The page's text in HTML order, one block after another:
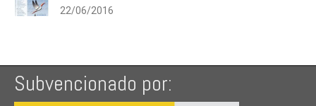
22/06/2016
Subvencionado por: